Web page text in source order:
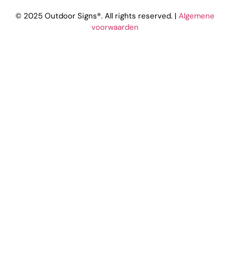
© 2025 Outdoor Signs®. All rights reserved. | Algemene
voorwaarden